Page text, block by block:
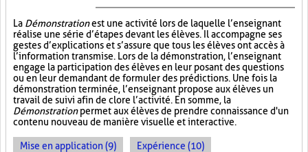
La Démonstrationest une activité lors de laquelle l’enseignant
réalise une série d’étapes devant les élèves. Il accompagne ses
gestes d’explications et s’assure que tous les élèves ont accès à
l’information transmise. Lors de la démonstration, l’enseignant
engage la participation des élèves en leur posant des questions
ou en leur demandant de formuler des prédictions. Une fois la
démonstration terminée, l’enseignant propose aux élèves un
travail de suivi afin de clore l’activité. En somme, la
Démonstrationpermet aux élèves de prendre connaissance d'un
contenu nouveau de manière visuelle et interactive.
Mise en application (9) Expérience (10)